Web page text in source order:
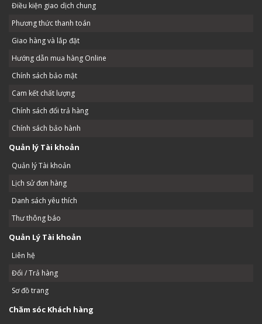
Điều kiện giao dịch chung
Phương thức thanh toán
Giao hàng và lắp đặt
Hướng dẫn mua hàng Online
Chính sách bảo mật
Cam kết chất lượng
Chính sách đổi trả hàng
Chính sách bảo hành
Quản lý Tài khoản
Quản lý Tài khoản
Lịch sử đơn hàng
Danh sách yêu thích
Thư thông báo
Quản Lý Tài khoản
Liên hệ
Đổi / Trả hàng
Sơ đồ trang
Chăm sóc Khách hàng